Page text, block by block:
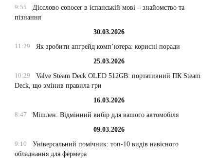
9:55
Дієслово conocer в іспанській мові – знайомство та
пізнання
30.03.2026
11:29
Як зробити апгрейд комп’ютера: корисні поради
25.03.2026
10:29
Valve Steam Deck OLED 512GB: портативний ПК Steam
Deck, що змінив правила гри
16.03.2026
8:47
Мішлен: Відмінний вибір для вашого автомобіля
09.03.2026
9:10
Універсальний помічник: топ-10 видів навісного
обладнання для фермера